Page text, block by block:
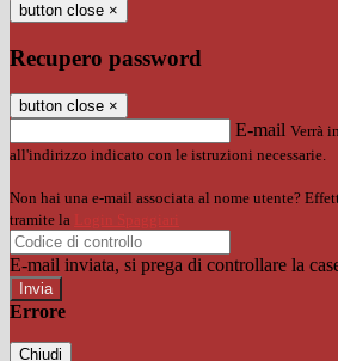
button close ×
Recupero password
button close ×
E-mail Verrà
all'indirizzo indicato con le istruzioni necessarie.
Non hai una e-mail associata al nome utente?
tramite la Login Spaggiari
E-mail inviata, si prega di controllare la
Errore
Chiudi